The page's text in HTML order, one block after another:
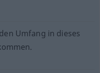
Umfang in dieses